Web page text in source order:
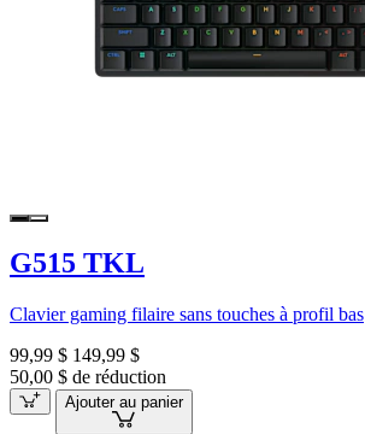
G515 TKL
Clavier gaming filaire sans touches à profil bas
99,99 $ 149,99 $
50,00 $ de réduction
Ajouter au panier